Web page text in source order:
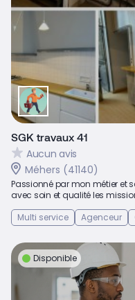
SGK travaux 41
Aucun avis
Méhers (41140)
Passionné par mon métier et
avec soin et qualité les
Multi service
Agenceur
Disponible